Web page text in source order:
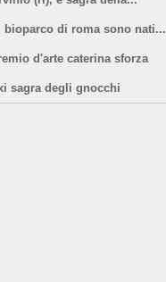
bioparco di roma sono nati...
d'arte caterina sforza
sagra degli gnocchi